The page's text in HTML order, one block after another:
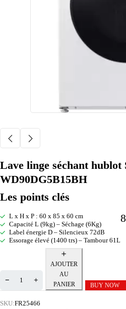
Lave linge séchant hublot
WD90DG5B15BH
Les points clés
L x H x P : 60 x 85 x 60 cm
Capacité L (9kg) – Séchage (6Kg)
Label énergie D – Silencieux 72dB
Essorage élevé (1400 trs) – Tambour 61L
AJOUTER
AU
PANIER
BUY NOW
SKU:FR25466